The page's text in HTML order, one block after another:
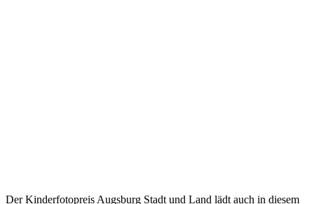
Der Kinderfotopreis Augsburg Stadt und Land lädt auch in diesem